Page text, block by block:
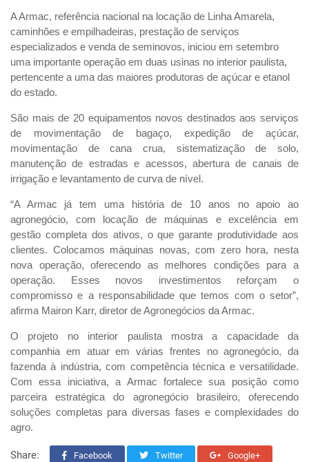
A Armac, referência nacional na locação de Linha Amarela,
caminhões e empilhadeiras, prestação de serviços
especializados e venda de seminovos, iniciou em setembro
uma importante operação em duas usinas no interior paulista,
pertencente a uma das maiores produtoras de açúcar e etanol
do estado.
São mais de 20 equipamentos novos destinados aos serviços
de movimentação de bagaço, expedição de açúcar,
movimentação de cana crua, sistematização de solo,
manutenção de estradas e acessos, abertura de canais de
irrigação e levantamento de curva de nível.
“A Armac já tem uma história de 10 anos no apoio ao
agronegócio, com locação de máquinas e excelência em
gestão completa dos ativos, o que garante produtividade aos
clientes. Colocamos máquinas novas, com zero hora, nesta
nova operação, oferecendo as melhores condições para a
operação. Esses novos investimentos reforçam o
compromisso e a responsabilidade que temos com o setor”,
afirma Mairon Karr, diretor de Agronegócios da Armac.
O projeto no interior paulista mostra a capacidade da
companhia em atuar em várias frentes no agronegócio, da
fazenda à indústria, com competência técnica e versatilidade.
Com essa iniciativa, a Armac fortalece sua posição como
parceira estratégica do agronegócio brasileiro, oferecendo
soluções completas para diversas fases e complexidades do
agro.
Share: Facebook Twitter Google+